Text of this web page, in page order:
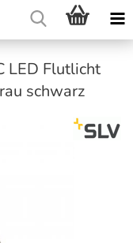
LED Flutlicht
schwarz